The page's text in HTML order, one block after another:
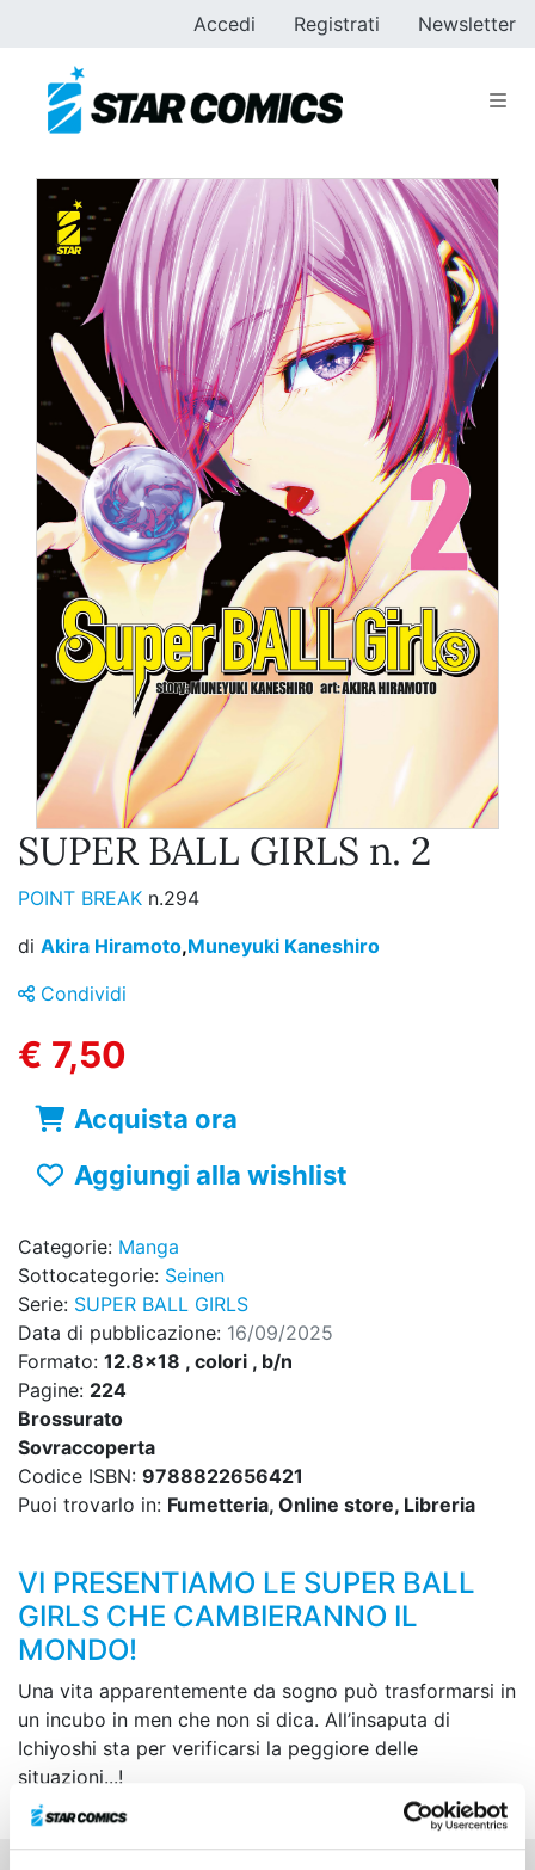
Accedi Registrati Newsletter
SUPER BALL GIRLS n. 2
POINT BREAK n.294
di Akira Hiramoto,Muneyuki Kaneshiro
Condividi
€ 7,50
Acquista ora
Aggiungi alla wishlist
Categorie: Manga
Sottocategorie: Seinen
Serie: SUPER BALL GIRLS
Data di pubblicazione: 16/09/2025
Formato: 12.8x18 , colori , b/n
Pagine: 224
Brossurato
Sovraccoperta
Codice ISBN: 9788822656421
Puoi trovarlo in: Fumetteria, Online store, Libreria
VI PRESENTIAMO LE SUPER BALL
GIRLS CHE CAMBIERANNO IL
MONDO!
Una vita apparentemente da sogno può trasformarsi in
un incubo in men che non si dica. All’insaputa di
Ichiyoshi sta per verificarsi la peggiore delle
situazioni...!